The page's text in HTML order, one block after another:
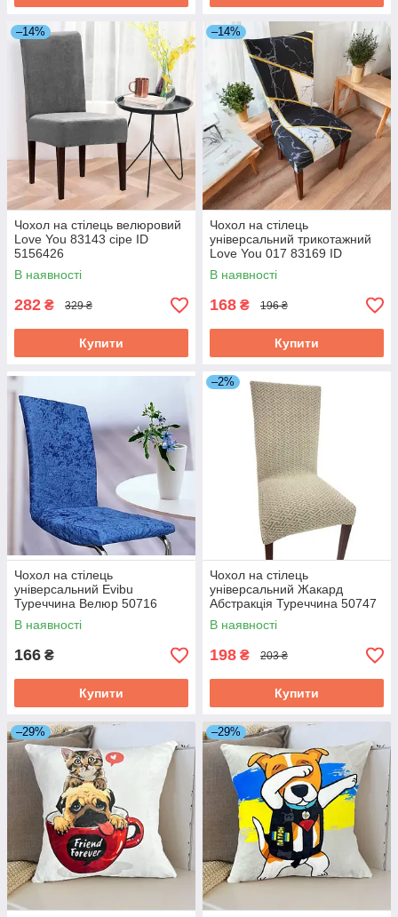
–14%
Чохол на стілець велюровий
Love You 83143 сіре ID
5156426
В наявності
282 ₴ 329 ₴
Купити
–14%
Чохол на стілець
універсальний трикотажний
Love You 017 83169 ID
5130817
В наявності
168 ₴ 196 ₴
Купити
Чохол на стілець
універсальний Evibu
Туреччина Велюр 50716
електрик ID 4704781
В наявності
166 ₴
Купити
–2%
Чохол на стілець
універсальний Жакард
Абстракція Туреччина 50747
бежевий ID 5193408
В наявності
198 ₴ 203 ₴
Купити
–29% –29%